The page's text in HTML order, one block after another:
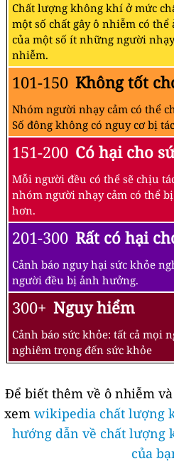
Chất lượng không khí ở mức
một số chất gây ô nhiễm có
của một số ít những người
nhiễm.
101-150 Không tốt
Nhóm người nhạy cảm có thể
Số đông không có nguy cơ bị
151-200 Có hại cho
Mỗi người đều có thể sẽ chịu
nhóm người nhạy cảm có thể
hơn.
201-300 Rất có hại
Cảnh báo nguy hại sức khỏe
người đều bị ảnh hưởng.
300+ Nguy hiểm
Cảnh báo sức khỏe: tất cả mọi
nghiêm trọng đến sức khỏe
Để biết thêm về ô nhiễm
xem wikipedia chất lượng
hướng dẫn về chất lượng
của